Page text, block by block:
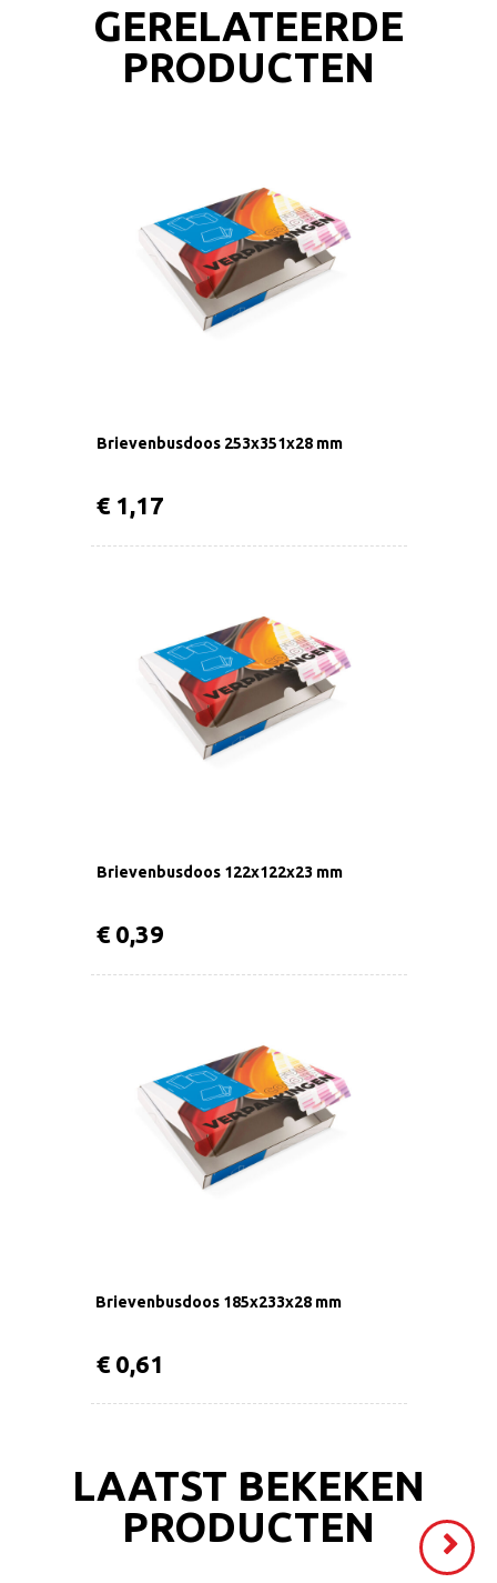
GERELATEERDE
PRODUCTEN
Brievenbusdoos 253x351x28 mm
€ 1,17
Brievenbusdoos 122x122x23 mm
€ 0,39
Brievenbusdoos 185x233x28 mm
€ 0,61
LAATST BEKEKEN
PRODUCTEN
Volgende